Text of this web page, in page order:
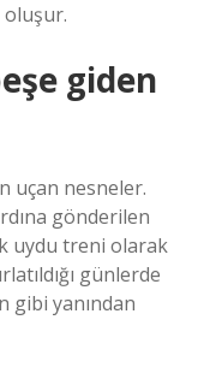
oluşur.
giden
uçan nesneler.
gönderilen
uydu treni olarak
günlerde
gibi yanından